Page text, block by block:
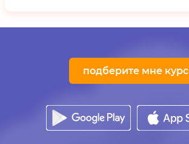
подберите мне курс